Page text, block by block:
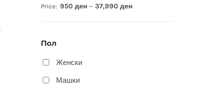
Price: 950 ден— 37,990 ден
Пол
Женски
Машки